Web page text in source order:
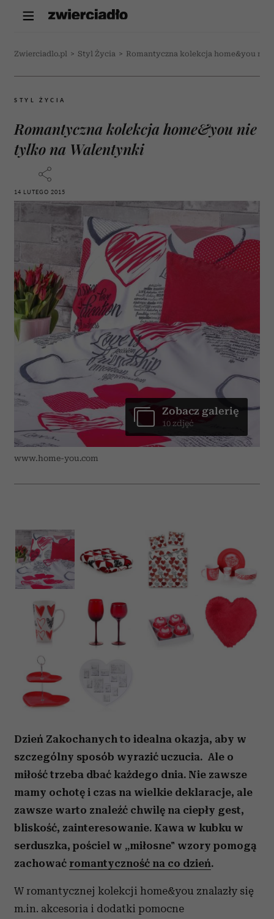
Zwierciadlo.pl > Styl Życia > Romantyczna kolekcja home&you nie
STYL ŻYCIA
Romantyczna kolekcja home&you nie
tylko na Walentynki
14 LUTEGO 2015
www.home-you.com
Zobacz galerię
10 zdjęć
Dzień Zakochanych to idealna okazja, aby w
szczególny sposób wyrazić uczucia. Ale o
miłość trzeba dbać każdego dnia. Nie zawsze
mamy ochotę i czas na wielkie deklaracje, ale
zawsze warto znaleźć chwilę na ciepły gest,
bliskość, zainteresowanie. Kawa w kubku w
serduszka, pościel w „miłosne" wzory pomogą
zachować romantyczność na co dzień.
W romantycznej kolekcji home&you znalazły się
m.in. akcesoria i dodatki pomocne